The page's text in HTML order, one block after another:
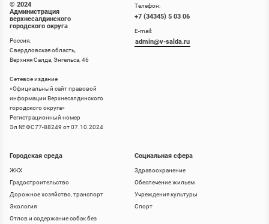
© 2024
Администрация
верхнесалдинского
городского округа
Россия,
Свердловская область,
Верхняя Салда, Энгельса, 46
Сетевое издание
«Официальный сайт правовой
информации Верхнесалдинского
городского округа»
Регистрационный номер
Эл № ФС77-88249 от 07.10.2024
Городская среда
ЖКХ
Градостроительство
Дорожное хозяйство, транспорт
Экология
Отлов и содержание собак без
Социальная сфера
Здравоохранение
Обеспечение жильем
Учреждения культуры
Спорт
Телефон:
+7 (34345) 5 03 06
E-mail:
admin@v-salda.ru